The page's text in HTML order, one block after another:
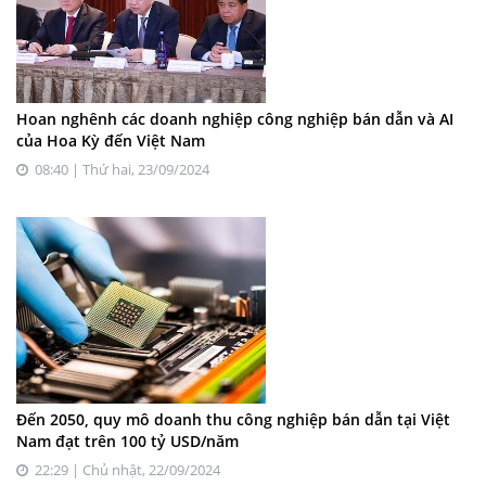
Hoan nghênh các doanh nghiệp công nghiệp bán dẫn và AI
của Hoa Kỳ đến Việt Nam
08:40 | Thứ hai, 23/09/2024
Đến 2050, quy mô doanh thu công nghiệp bán dẫn tại Việt
Nam đạt trên 100 tỷ USD/năm
22:29 | Chủ nhật, 22/09/2024